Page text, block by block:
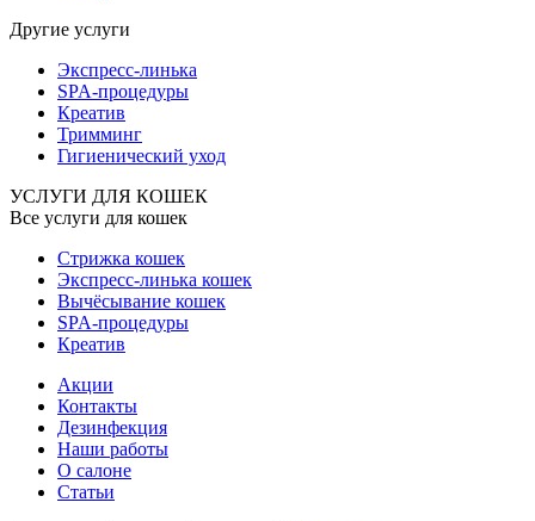
Другие услуги
Экспресс-линька
SPA-процедуры
Креатив
Тримминг
Гигиенический уход
УСЛУГИ ДЛЯ КОШЕК
Все услуги для кошек
Стрижка кошек
Экспресс-линька кошек
Вычёсывание кошек
SPA-процедуры
Креатив
Акции
Контакты
Дезинфекция
Наши работы
О салоне
Статьи